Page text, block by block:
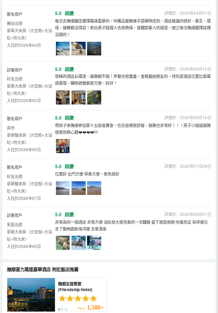
匿名用戶
獨自出遊
豪華大床房（大空間+大浴
缸+特大床）
入住於2026年04月
5.0 超讚
評價於：2026年04月07日
每次去撫順鐵定選擇萬達嘉華的，叫備品服務幾乎是瞬時送到，酒店維護的很好，衞生，環
境，服務都沒得説！前台燕子經理人也很熱情，會體諒客人的感受，總之每次撫順選擇這裡
沒錯的！
訪客用戶
好友出遊
豪華大床房（大空間+大浴
缸+特大床）
入住於2026年05月
5.0 超讚
評價於：2026年05月16日
很棒的酒店👍環境、服務都不錯！早餐也很豐盛，會推薦給朋友的。特別是酒店位置比鄰萬
達廣場，購物就餐都很方便，好評！
匿名用戶
其他
豪華雙床房（大空間+大浴
缸+特大床）
入住於2026年05月
5.0 超讚
評價於：2026年05月16日
帶孩子來撫順參加第十五屆省運會，住在這裡很舒服，服務也非常好！！！燕子小姐姐服務
很周到熱心腸❤️❤️❤️❤️!!!!
匿名用戶
好友出遊
豪華雙床房（大空間+大浴
缸+特大床）
入住於2026年07月
5.0 超讚
評價於：2026年07月28日
位置好 出門方便 停車方便，景色很好
訪客用戶
家庭出遊
豪華大床房（大空間+大浴
缸+特大床）
入住於2026年05月
5.0 超讚
評價於：2026年08月01日
非常高的一個酒店 非常方便 浴缸很大很完美的一次體驗 留下就是商圈 吃喝充足 有停車位
去了動物園和海洋館 全家滿意
撫順富力萬達嘉華酒店 附近飯店推薦
撫順友誼賓館
(Friendship Hotel)
4.7 / 5 TWD 1,588+